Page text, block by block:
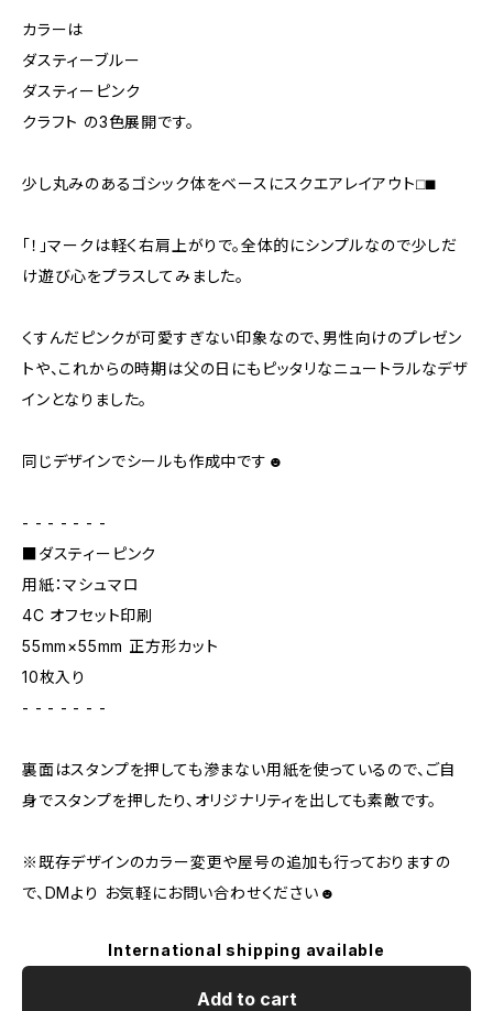
カラーは
ダスティーブルー
ダスティーピンク
クラフト の3色展開です。
少し丸みのあるゴシック体をベースにスクエアレイアウト⬜︎⬛︎
「！」マークは軽く右肩上がりで。全体的にシンプルなので少しだ
け遊び心をプラスしてみました。
くすんだピンクが可愛すぎない印象なので、男性向けのプレゼン
トや、これからの時期は父の日にもピッタリなニュートラルなデザ
インとなりました。
同じデザインでシールも作成中です☻
- - - - - - -
■ダスティーピンク
用紙：マシュマロ
4C オフセット印刷
55mm×55mm 正方形カット
10枚入り
- - - - - - -
裏面はスタンプを押しても滲まない用紙を使っているので、ご自
身でスタンプを押したり、オリジナリティを出しても素敵です。
※既存デザインのカラー変更や屋号の追加も行っておりますの
で、DMより お気軽にお問い合わせください☻
International shipping available
Add to cart